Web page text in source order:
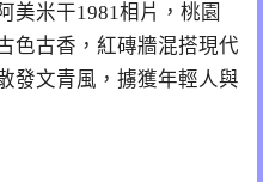
美米干1981相片，桃園
色古香，紅磚牆混搭現代
發文青風，擄獲年輕人與